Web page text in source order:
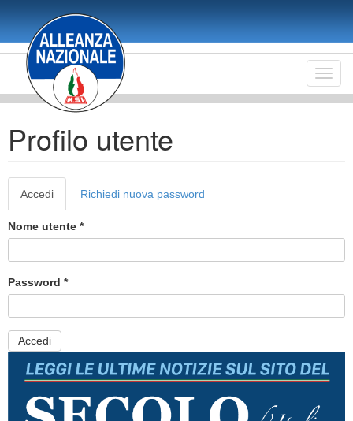
contenuto
principale
Profilo utente
Schede
primarie
Accedi (scheda
attiva)
Richiedi nuova password
Nome utente *
Password *
Accedi